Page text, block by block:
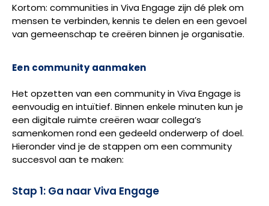
Kortom: communities in Viva Engage zijn dé plek om
mensen te verbinden, kennis te delen en een gevoel
van gemeenschap te creëren binnen je organisatie.
Een community aanmaken
Het opzetten van een community in Viva Engage is
eenvoudig en intuïtief. Binnen enkele minuten kun je
een digitale ruimte creëren waar collega’s
samenkomen rond een gedeeld onderwerp of doel.
Hieronder vind je de stappen om een community
succesvol aan te maken:
Stap 1: Ga naar Viva Engage